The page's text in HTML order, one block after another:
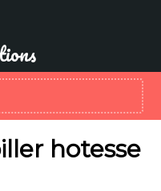
hotesse